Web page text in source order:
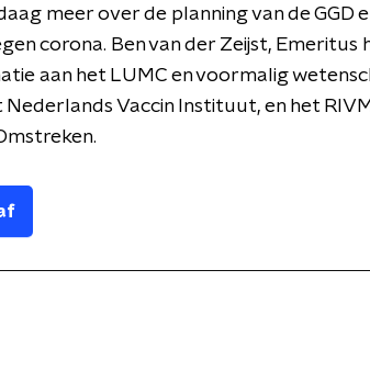
meer over de planning van de GGD
corona. Ben van der Zeijst, Emeritus
aan het LUMC en voormalig
Vaccin Instituut, en het